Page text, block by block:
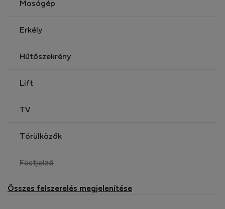
Mosógép
Erkély
Hűtőszekrény
Lift
TV
Törülközők
Füstjelző,
elérhető
Összes felszerelés megjelenítése